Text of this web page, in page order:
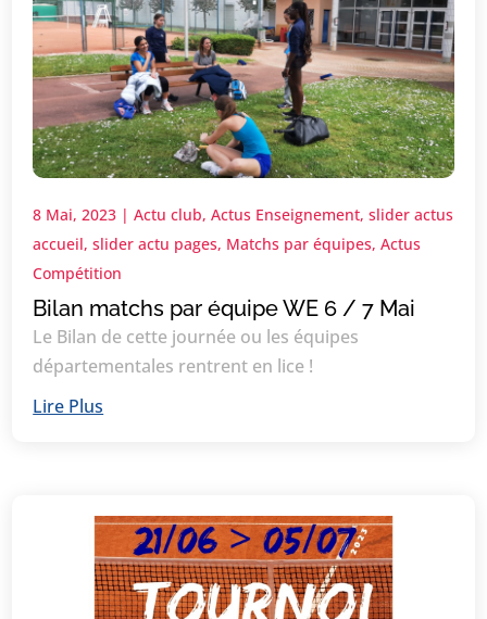
Bilan matchs par équipe WE 6 / 7 Mai
8 Mai, 2023 |Actu club,Actus Enseignement,slider actus
accueil,slider actu pages, Matchs par équipes,Actus
Compétition
Le Bilan de cette journée ou les équipes
départementales rentrent en lice !
Lire Plus